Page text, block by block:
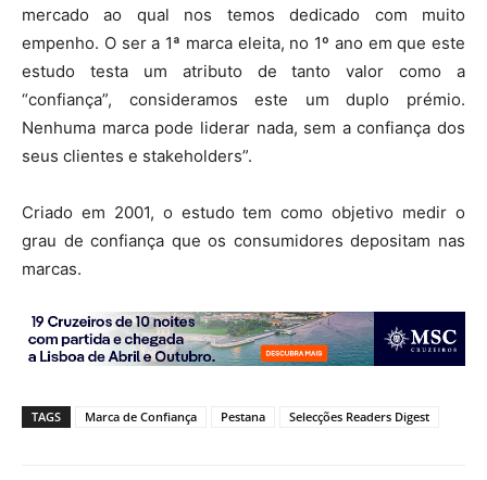
mercado ao qual nos temos dedicado com muito
empenho. O ser a 1ª marca eleita, no 1º ano em que este
estudo testa um atributo de tanto valor como a
“confiança”, consideramos este um duplo prémio.
Nenhuma marca pode liderar nada, sem a confiança dos
seus clientes e stakeholders”.
Criado em 2001, o estudo tem como objetivo medir o
grau de confiança que os consumidores depositam nas
marcas.
TAGS Marca de Confiança Pestana Selecções Readers Digest